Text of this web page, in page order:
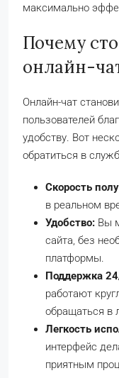
максимально
Почему
онлайн-
Онлайн-чат
пользователей
удобству. Вот
обратиться в
Скорость
в реальном
Удобство: Вы
сайта, без
платформы.
Поддержка
работают
обращаться в
Легкость
интерфейс
приятным